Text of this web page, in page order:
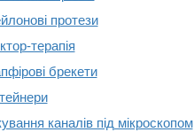
протези
терапія
брекети
каналів під мікроскопом